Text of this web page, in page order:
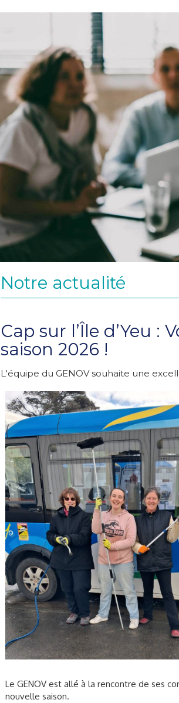
Notre actualité
Cap sur l’Île d’Yeu :
saison 2026 !
L'équipe du GENOV souhaite une
Le GENOV est allé à la rencontre de ses
nouvelle saison.